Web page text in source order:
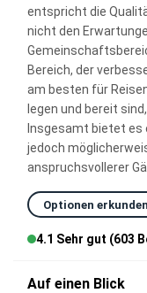
entspricht die
nicht den
Bereich, der
am besten für
legen und bereit
Insgesamt bietet
jedoch
anspruchsvollerer
Optionen erkunden
4.1 Sehr gut (603
Auf einen Blick